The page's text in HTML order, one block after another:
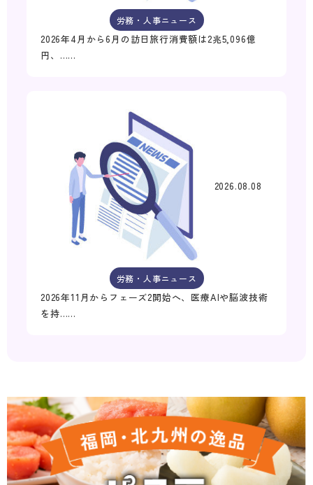
労務・人事ニュース
2026年4月から6月の訪日旅行消費額は2兆5,096億
円、……
2026.08.08
労務・人事ニュース
2026年11月からフェーズ2開始へ、医療AIや脳波技術
を持……